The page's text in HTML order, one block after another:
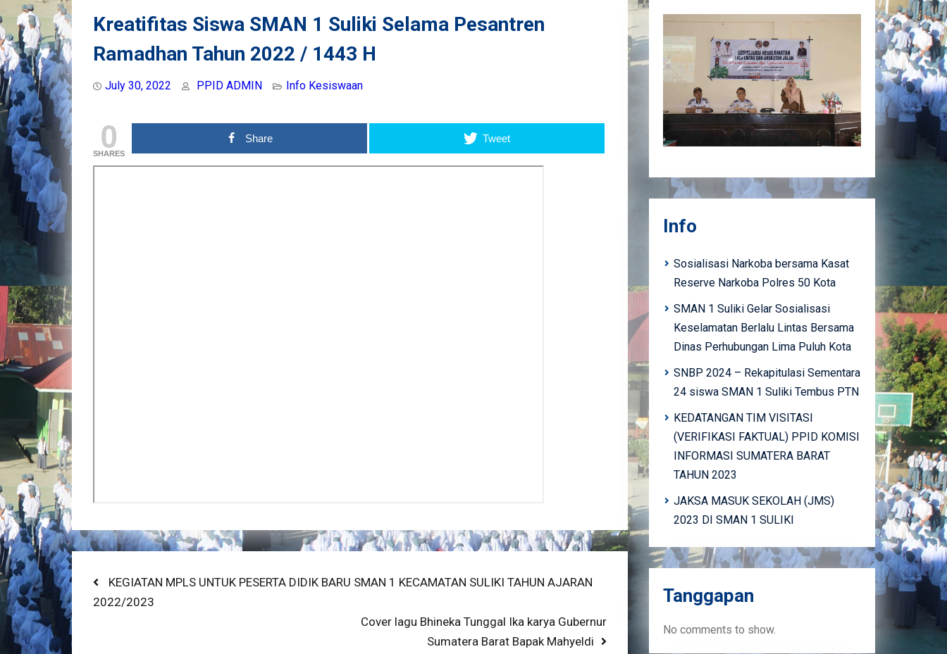
Kreatifitas Siswa SMAN 1 Suliki Selama Pesantren
Ramadhan Tahun 2022 / 1443 H
July 30, 2022 PPID ADMIN Info Kesiswaan
0
SHARES
Share Tweet
Post
navigation
Previous
post:
KEGIATAN MPLS UNTUK PESERTA DIDIK BARU SMAN 1 KECAMATAN SULIKI TAHUN AJARAN
2022/2023
Next
Cover lagu Bhineka Tunggal Ika karya Gubernur
Sumatera Barat Bapak Mahyeldi
Info
Sosialisasi Narkoba bersama Kasat
Reserve Narkoba Polres 50 Kota
SMAN 1 Suliki Gelar Sosialisasi
Keselamatan Berlalu Lintas Bersama
Dinas Perhubungan Lima Puluh Kota
SNBP 2024 – Rekapitulasi Sementara
24 siswa SMAN 1 Suliki Tembus PTN
KEDATANGAN TIM VISITASI
(VERIFIKASI FAKTUAL) PPID KOMISI
INFORMASI SUMATERA BARAT
TAHUN 2023
JAKSA MASUK SEKOLAH (JMS)
2023 DI SMAN 1 SULIKI
Tanggapan
No comments to show.